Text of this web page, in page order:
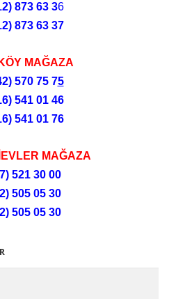
873 63 36
873 63 37
MAĞAZA
570 75 75
541 01 46
541 01 76
MAĞAZA
521 30 00
505 05 30
505 05 30